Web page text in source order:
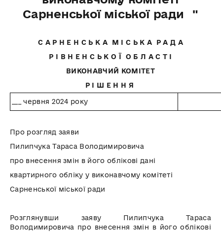
Сарненської міської ради "
С А Р Н Е Н С Ь К А М І С Ь К А Р А Д А
Р І В Н Е Н С Ь К О Ї О Б Л А С Т І
ВИКОНАВЧИЙ КОМІТЕТ
Р І Ш Е Н Н Я
___ червня 2024 року
Про розгляд заяви
Пилипчука Тараса Володимировича
про внесення змін в його облікові дані
квартирного обліку у виконавчому комітеті
Сарненської міської ради
Розглянувши заяву Пилипчука Тараса
Володимировича про внесення змін в його облікові